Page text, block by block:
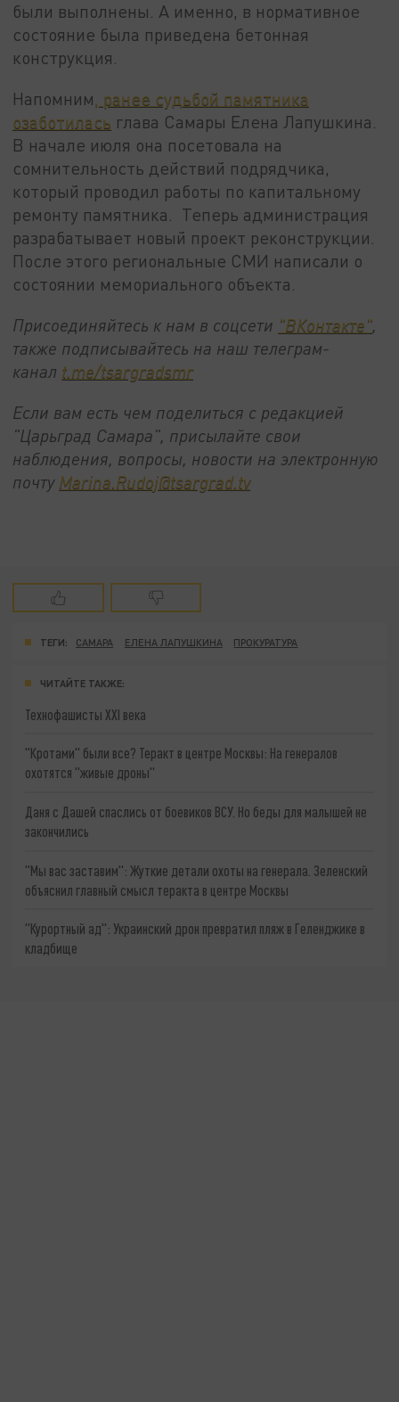
были выполнены. А именно, в нормативное
состояние была приведена бетонная
конструкция.
Напомним, ранее судьбой памятника
озаботилась глава Самары Елена Лапушкина.
В начале июля она посетовала на
сомнительность действий подрядчика,
который проводил работы по капитальному
ремонту памятника. Теперь администрация
разрабатывает новый проект реконструкции.
После этого региональные СМИ написали о
состоянии мемориального объекта.
Присоединяйтесь к нам в соцсети "ВКонтакте",
также подписывайтесь на наш телеграм-
канал t.me/tsargradsmr
Если вам есть чем поделиться с редакцией
"Царьград Самара", присылайте свои
наблюдения, вопросы, новости на электронную
почту Marina.Rudoj@tsargrad.tv
ТЕГИ: САМАРА ЕЛЕНА ЛАПУШКИНА ПРОКУРАТУРА
ЧИТАЙТЕ ТАКЖЕ:
Технофашисты XXI века
"Кротами" были все? Теракт в центре Москвы: На генералов
охотятся "живые дроны"
Даня с Дашей спаслись от боевиков ВСУ. Но беды для малышей не
закончились
"Мы вас заставим": Жуткие детали охоты на генерала. Зеленский
объяснил главный смысл теракта в центре Москвы
"Курортный ад": Украинский дрон превратил пляж в Геленджике в
кладбище